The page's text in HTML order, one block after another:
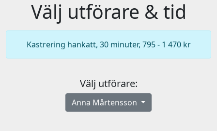
Välj utförare & tid
Kastrering hankatt, 30 minuter, 795 - 1 470 kr
Välj utförare:
Anna Mårtensson